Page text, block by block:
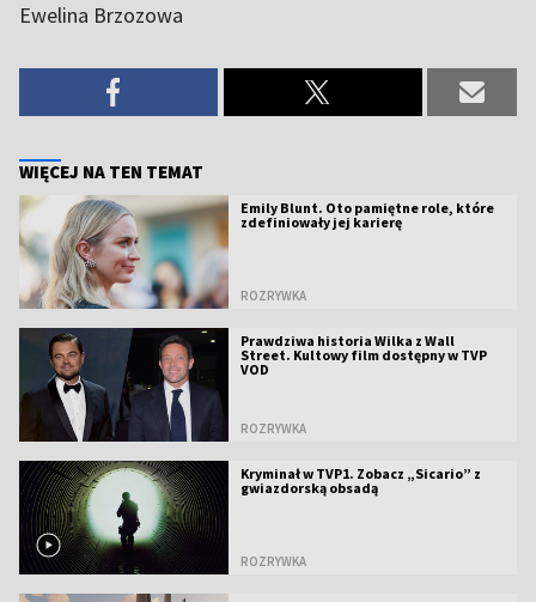
Ewelina Brzozowa
WIĘCEJ NA TEN TEMAT
Emily Blunt. Oto pamiętne role, które
zdefiniowały jej karierę
ROZRYWKA
Prawdziwa historia Wilka z Wall
Street. Kultowy film dostępny w TVP
VOD
ROZRYWKA
Kryminał w TVP1. Zobacz „Sicario” z
gwiazdorską obsadą
ROZRYWKA